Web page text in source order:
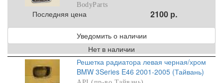
BodyParts
Последняя цена 2100 р.
Уведомить о наличии
Нет в наличии
Решетка радиатора левая черная/хром
BMW 3Series E46 2001-2005 (Тайвань)